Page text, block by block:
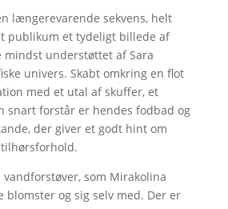
længerevarende sekvens, helt
publikum et tydeligt billede af
mindst understøttet af Sara
univers. Skabt omkring en flot
med et utal af skuffer, et
snart forstår er hendes fodbad og
der giver et godt hint om
vandforstøver, som Mirakolina
blomster og sig selv med. Der er